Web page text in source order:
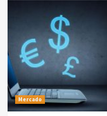
Mercado